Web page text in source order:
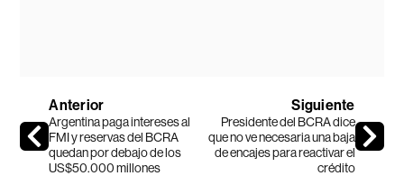
Anterior
Argentina paga intereses al
FMI y reservas del BCRA
quedan por debajo de los
US$50.000 millones
Siguiente
Presidente del BCRA dice
que no ve necesaria una baja
de encajes para reactivar el
crédito